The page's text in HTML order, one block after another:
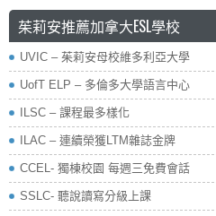
茱莉安推薦加拿大ESL學校
UVIC – 茱莉安母校維多利亞大學
UofT ELP – 多倫多大學語言中心
ILSC – 課程最多樣化
ILAC – 連續榮獲LTM雜誌金牌
CCEL- 獨棟校園 每週三免費會話
SSLC- 聽說讀寫分級上課